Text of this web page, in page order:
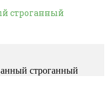
строганный
строганный